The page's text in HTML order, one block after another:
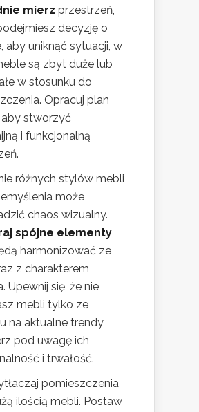
mierz przestrzeń,
decyzję o
aby uniknąć sytuacji, w
są zbyt duże lub
w stosunku do
Opracuj plan
aby stworzyć
i funkcjonalną
różnych stylów mebli
może
chaos wizualny.
spójne elementy,
harmonizować ze
z charakterem
Upewnij się, że nie
mebli tylko ze
na aktualne trendy,
pod uwagę ich
i trwałość.
pomieszczenia
ilością mebli. Postaw